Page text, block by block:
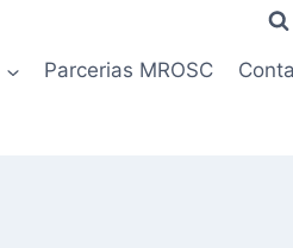
Parcerias MROSC